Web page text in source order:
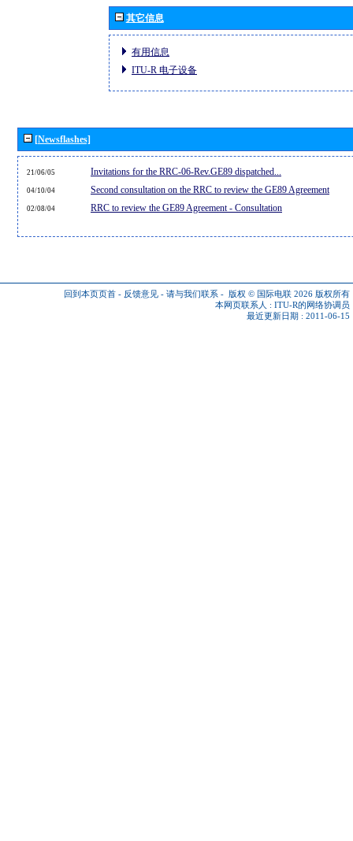
其它信息
有用信息
ITU-R 电子设备
[Newsflashes]
21/06/05 Invitations for the RRC-06-Rev.GE89 dispatched...
04/10/04 Second consultation on the RRC to review the GE89 Agreement
02/08/04 RRC to review the GE89 Agreement - Consultation
回到本页页首 - 反馈意见 - 请与我们联系 - 版权 © 国际电联 2026 版权所有
本网页联系人 : ITU-R的网络协调员
最近更新日期 : 2011-06-15